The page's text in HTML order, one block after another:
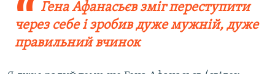
Гена Афанасьєв зміг переступити
через себе і зробив дуже мужній, дуже
правильний вчинок